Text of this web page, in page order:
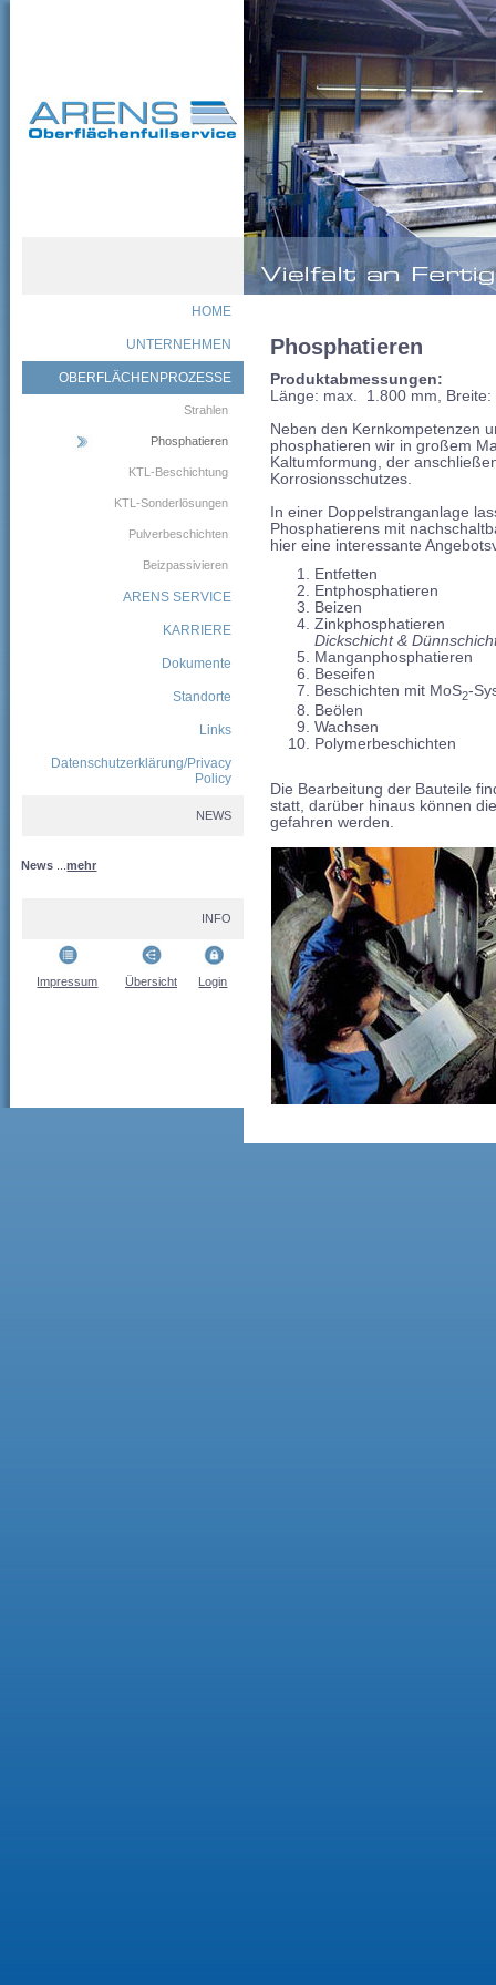
HOME
UNTERNEHMEN
OBERFLÄCHENPROZESSE
Strahlen
Phosphatieren
KTL-Beschichtung
KTL-Sonderlösungen
Pulverbeschichten
Beizpassivieren
ARENS SERVICE
KARRIERE
Dokumente
Standorte
Links
Datenschutzerklärung/Privacy
Policy
NEWS
News ...mehr
INFO
Impressum Übersicht Login
Phosphatieren
Produktabmessungen:
Länge: max. 1.800 mm,
Neben den Kernkompetenzen
phosphatieren wir in großem
Kaltumformung, der
Korrosionsschutzes.
In einer Doppelstranganlage
Phosphatierens mit
hier eine interessante
Entfetten
Entphosphatieren
Beizen
Zinkphosphatieren
Dickschicht &
Manganphosphatieren
Beseifen
Beschichten mit MoS2-
Beölen
Wachsen
Polymerbeschichten
Die Bearbeitung der Bauteile
statt, darüber hinaus können
gefahren werden.